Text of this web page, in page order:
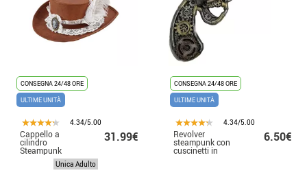
CONSEGNA 24/48 ORE
ULTIME UNITÀ
4.34/5.00
Cappello a
cilindro
Steampunk
effetto pelle
invecchiata
31.99€
Unica Adulto
CONSEGNA 24/48 ORE
ULTIME UNITÀ
4.34/5.00
Revolver
steampunk con
cuscinetti in
6.50€